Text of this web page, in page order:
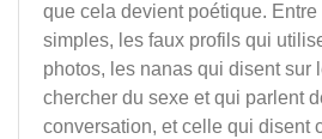
que cela devient poétique.
simples, les faux profils qui
photos, les nanas qui disent sur
chercher du sexe et qui parlent
conversation, et celle qui disent